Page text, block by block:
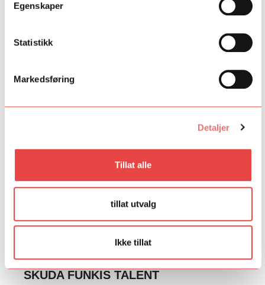
Egenskaper
Statistikk
Markedsføring
Detaljer
Tillat alle
tillat utvalg
Ikke tillat
Eksellent Talent
Eksellent Talent er Festspillene i Nord-Norges pilot for en
funksjonsvariasjoner.
SKUDA FUNKIS TALENT